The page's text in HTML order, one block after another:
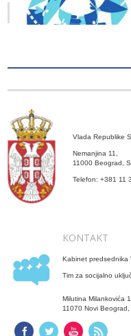
Vlada Republike
Nemanjina 11,
11000 Beograd,
Telefon: +381 11
KONTAKT
Kabinet predsednika
Tim za socijalno
Milutina Milankovića
11070 Novi Beograd,